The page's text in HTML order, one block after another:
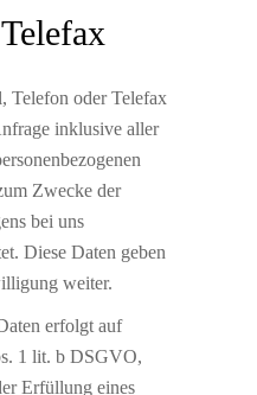
Telefon oder Telefax
inklusive aller
Zwecke der
bei uns
Diese Daten geben
weiter.
erfolgt auf
1 lit. b DSGVO,
Erfüllung eines